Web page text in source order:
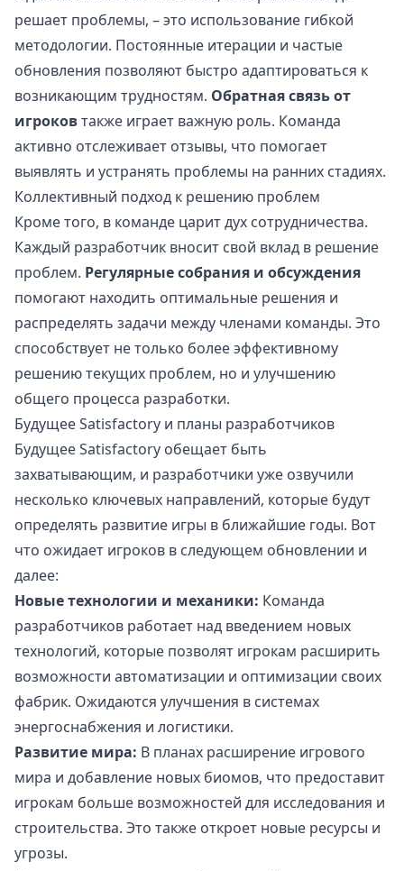
решает проблемы, – это использование гибкой
методологии. Постоянные итерации и частые
обновления позволяют быстро адаптироваться к
возникающим трудностям. Обратная связь от
игроковтакже играет важную роль. Команда
активно отслеживает отзывы, что помогает
выявлять и устранять проблемы на ранних стадиях.
Коллективный подход к решению проблем
Кроме того, в команде царит дух сотрудничества.
Каждый разработчик вносит свой вклад в решение
проблем. Регулярные собрания и обсуждения
помогают находить оптимальные решения и
распределять задачи между членами команды. Это
способствует не только более эффективному
решению текущих проблем, но и улучшению
общего процесса разработки.
Будущее Satisfactory и планы разработчиков
Будущее Satisfactory обещает быть
захватывающим, и разработчики уже озвучили
несколько ключевых направлений, которые будут
определять развитие игры в ближайшие годы. Вот
что ожидает игроков в следующем обновлении и
далее:
Новые технологии и механики: Команда
разработчиков работает над введением новых
технологий, которые позволят игрокам расширить
возможности автоматизации и оптимизации своих
фабрик. Ожидаются улучшения в системах
энергоснабжения и логистики.
Развитие мира: В планах расширение игрового
мира и добавление новых биомов, что предоставит
игрокам больше возможностей для исследования и
строительства. Это также откроет новые ресурсы и
угрозы.